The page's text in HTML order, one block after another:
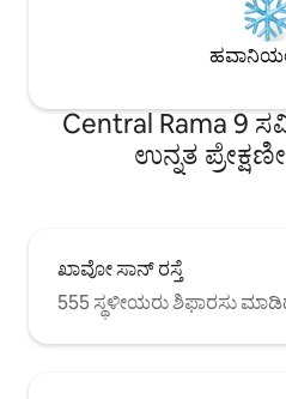
ಅಪಾರ್ಟ್‌ಮೆಂಟ್‌ನಲ್ಲಿ ಮತ್ತು ರೂಮ್‌ನಲ್ಲಿ
ಲಭ್ಯವಿದೆ - ಕ್ಲೋಸೆಟ್, ಬಟ್ಟೆ ಹ್ಯಾಂಗರ್‌ಗಳು
Central Rama 9
ಉನ್ನತ
ಖಾವೋ ಸಾನ್ ರಸ್ತೆ
555 ಸ್ಥಳೀಯರು ಶಿಫಾರಸು